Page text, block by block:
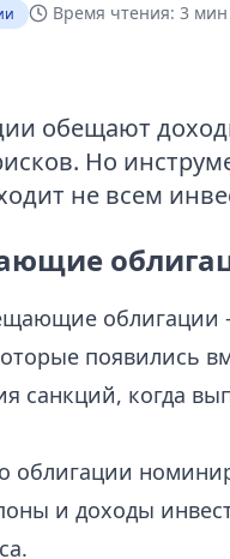
Время чтения: 3 мин
обещают
Но
не всем
облигации
появились
санкций, когда
облигации
и доходы